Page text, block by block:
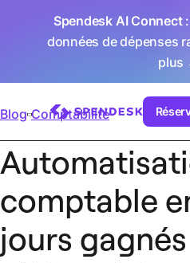
Spendesk AI Connect:
données de dépenses
plus
Blog Comptabilité
comptable
jours